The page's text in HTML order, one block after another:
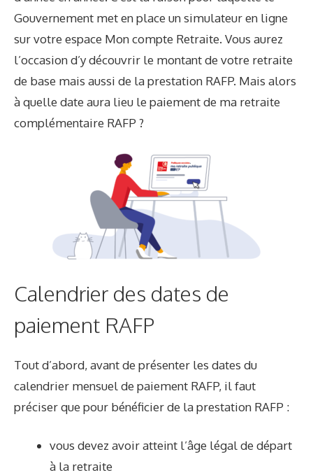
Gouvernement met en place un simulateur en ligne
sur votre espace Mon compte Retraite. Vous aurez
l’occasion d’y découvrir le montant de votre retraite
de base mais aussi de la prestation RAFP. Mais alors
à quelle date aura lieu le paiement de ma retraite
complémentaire RAFP ?
Calendrier des dates de
paiement RAFP
Tout d’abord, avant de présenter les dates du
calendrier mensuel de paiement RAFP, il faut
préciser que pour bénéficier de laprestation RAFP :
vous devez avoir atteint l’âge légal de départ
à la retraite